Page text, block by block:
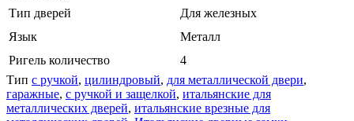
Тип дверей
Для железных
Язык
Металл
Ригель количество
4
Тип с ручкой, цилиндровый, для металлической двери,
гаражные, с ручкой и защелкой, итальянские для
металлических дверей, итальянские врезные для